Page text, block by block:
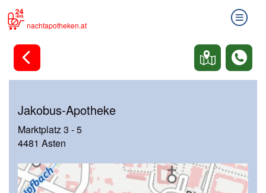
nachtapotheken.at
Jakobus-Apotheke
Marktplatz 3 - 5
4481 Asten